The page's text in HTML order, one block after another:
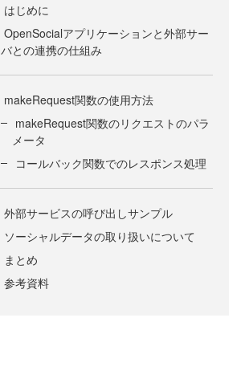
はじめに
OpenSocialアプリケーションと外部サー
バとの連携の仕組み
makeRequest関数の使用方法
makeRequest関数のリクエストのパラ
メータ
コールバック関数でのレスポンス処理
外部サービスの呼び出しサンプル
ソーシャルデータの取り扱いについて
まとめ
参考資料